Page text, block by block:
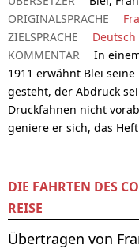
ORIGINALSPRACHE
ZIELSPRACHE
Deutsch
KOMMENTAR
In
1911 erwähnt Blei
gesteht, der Abdruck
Druckfahnen nicht
geniere er sich, das
DIE FAHRTEN DES
REISE
Übertragen von